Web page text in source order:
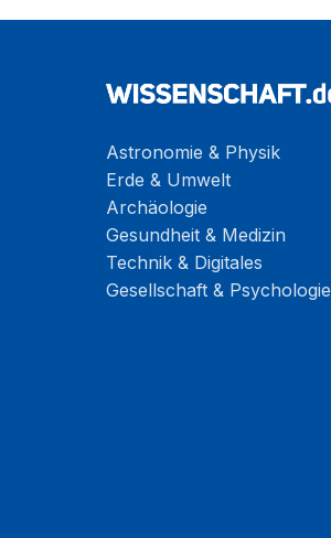
Astronomie & Physik
Erde & Umwelt
Archäologie
Gesundheit & Medizin
Technik & Digitales
Gesellschaft & Psychologie